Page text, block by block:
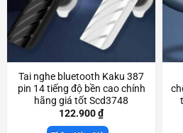
Tai nghe bluetooth Kaku 387
pin 14 tiếng độ bền cao chính
hãng giá tốt Scd3748
122.900₫